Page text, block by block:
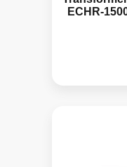
ECHR-